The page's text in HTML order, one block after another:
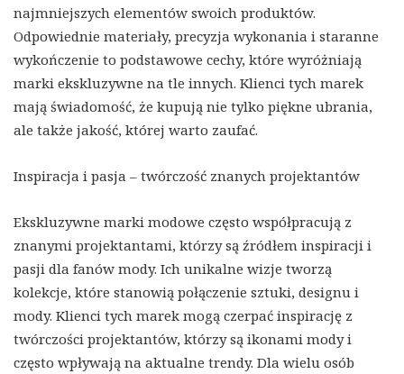
najmniejszych elementów swoich produktów.
Odpowiednie materiały, precyzja wykonania i staranne
wykończenie to podstawowe cechy, które wyróżniają
marki ekskluzywne na tle innych. Klienci tych marek
mają świadomość, że kupują nie tylko piękne ubrania,
ale także jakość, której warto zaufać.
Inspiracja i pasja – twórczość znanych projektantów
Ekskluzywne marki modowe często współpracują z
znanymi projektantami, którzy są źródłem inspiracji i
pasji dla fanów mody. Ich unikalne wizje tworzą
kolekcje, które stanowią połączenie sztuki, designu i
mody. Klienci tych marek mogą czerpać inspirację z
twórczości projektantów, którzy są ikonami mody i
często wpływają na aktualne trendy. Dla wielu osób